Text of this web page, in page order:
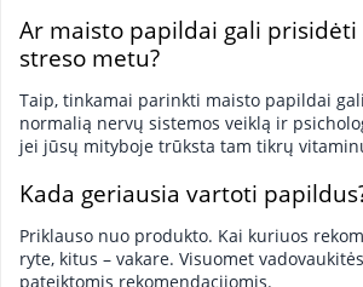
Ar maisto papildai gali
streso metu?
Taip, tinkamai parinkti maisto papildai
normalią nervų sistemos veiklą ir
jei jūsų mityboje trūksta tam tikrų
Kada geriausia vartoti
Priklauso nuo produkto. Kai kuriuos
ryte, kitus – vakare. Visuomet
pateiktomis rekomendacijomis.